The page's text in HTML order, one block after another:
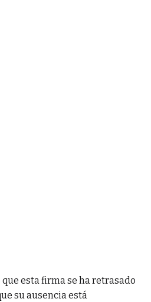
esta firma se ha retrasado
su ausencia está